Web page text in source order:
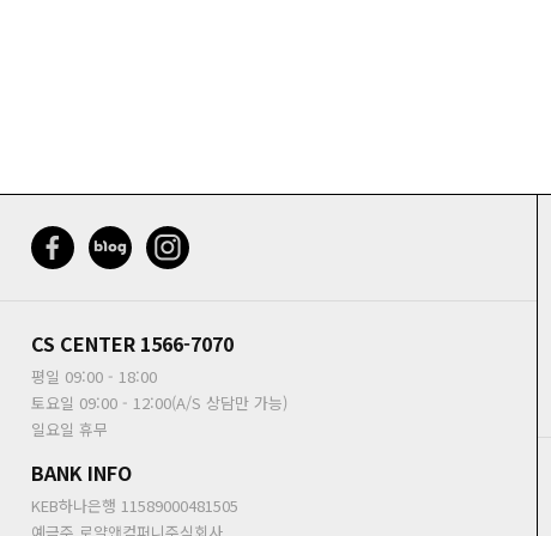
CS CENTER 1566-7070
평일 09:00 - 18:00
토요일 09:00 - 12:00(A/S 상담만 가능)
일요일 휴무
BANK INFO
KEB하나은행 11589000481505